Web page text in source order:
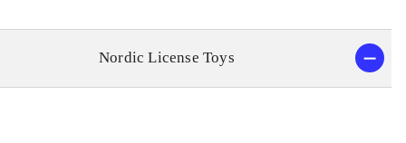
Nordic License Toys